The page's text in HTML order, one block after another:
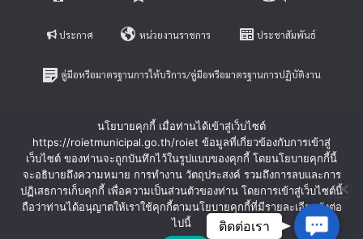
ประกาศ หน่วยงานราชการ ประชาสัมพันธ์
คู่มือหรือมาตรฐานการให้บริการ/คู่มือหรือมาตรฐานการปฏิบัติงาน
หลักเกณฑ์การบริหารและพัฒนาทรัพยากรบุคคล
ร้องเรียนการทุจริตและประพฤติมิชอบ ร้องทุกข์-ร้องเรียน
Hestia | Developed by ThemeIsle
นโยบายคุกกี้ เมื่อท่านได้เข้าสู่เว็บไซต์
https://roietmunicipal.go.th/roiet ข้อมูลที่เกี่ยวข้องกับการเข้าสู่
เว็บไซต์ ของท่านจะถูกบันทึกไว้ในรูปแบบของคุกกี้ โดยนโยบายคุกกี้นี้
จะอธิบายถึงความหมาย การทำงาน วัตถุประสงค์ รวมถึงการลบและการ
ปฏิเสธการเก็บคุกกี้ เพื่อความเป็นส่วนตัวของท่าน โดยการเข้าสู่เว็บไซต์นี้
ถือว่าท่านได้อนุญาตให้เราใช้คุกกี้ตามนโยบายคุกกี้ที่มีรายละเอียดดังต่อ
ไปนี้
ติดต่อเรา